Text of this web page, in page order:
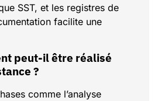
SST, et les registres de
facilite une
?
comme l’analyse